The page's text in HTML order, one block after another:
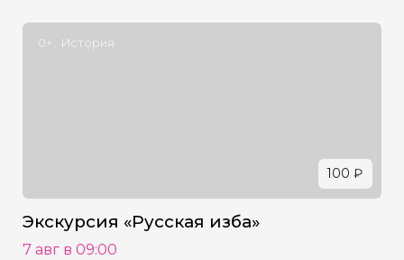
0+ История
100 ₽
Экскурсия «Русская изба»
7 авг в 09:00